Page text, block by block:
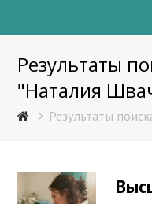
Результаты
"Наталия
Результаты